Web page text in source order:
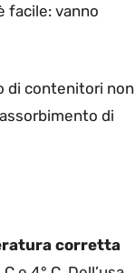
facile: vanno
di contenitori non
di
corretta